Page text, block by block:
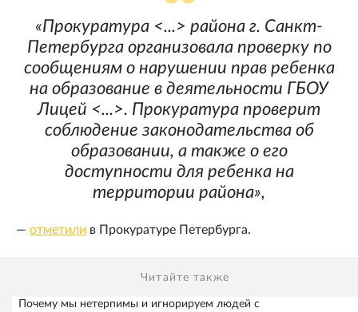
«Прокуратура <...> района г. Санкт-
Петербурга организовала проверку по
сообщениям о нарушении прав ребенка
на образование в деятельности ГБОУ
Лицей <...>. Прокуратура проверит
соблюдение законодательства об
образовании, а также о его
доступности для ребенка на
территории района»,
— отметили в Прокуратуре Петербурга.
Читайте также
Почему мы нетерпимы и игнорируем людей с